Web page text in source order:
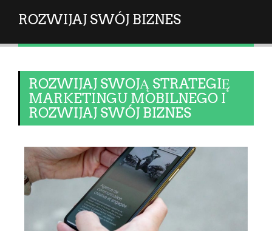
ROZWIJAJ SWÓJ BIZNES
ROZWIJAJ SWOJĄ STRATEGIĘ
MARKETINGU MOBILNEGO I
ROZWIJAJ SWÓJ BIZNES